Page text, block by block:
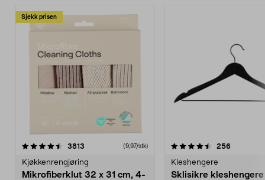
Sjekk prisen
3813 anmeldelser(9,97/stk)
Kjøkkenrengjøring
Mikrofiberklut 32 x 31 cm, 4-
4.5av 5 stjerner 256
Kleshengere
Sklisikre
4.5av 5 stjerner